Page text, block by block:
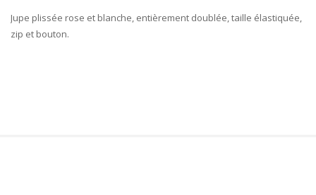
Jupe plissée rose et blanche, entièrement doublée, taille élastiquée,
zip et bouton.